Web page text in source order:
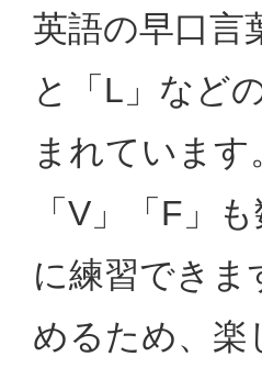
英語の早口言
と「L」など
まれていま
「V」「F」
に練習できま
めるため、楽